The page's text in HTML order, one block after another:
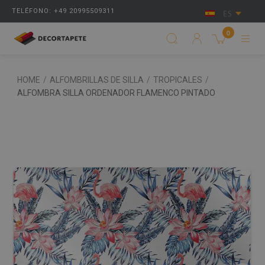
TELÉFONO: +49 20995509311 ES
0
HOME / ALFOMBRILLAS DE SILLA / TROPICALES /
ALFOMBRA SILLA ORDENADOR FLAMENCO PINTADO